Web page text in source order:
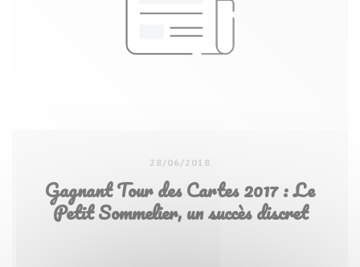
28/06/2018
Gagnant Tour des Cartes 2017 : Le
Petit Sommelier, un succès discret